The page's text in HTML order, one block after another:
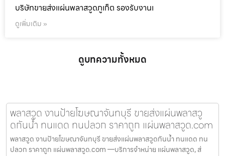
บริษัทขายส่งแผ่นพลาสวูดภูเก็ต รองรับงานเ
ดูเพิ่มเติม »
ดูบทความทั้งหมด
พลาสวูด งานป้ายโฆษณาจันทบุรี ขายส่งแผ่นพลาสวู
ดกันน้ำ ทนแดด ทนปลวก ราคาถูก แผ่นพลาสวูด.com
พลาสวูด งานป้ายโฆษณาจันทบุรี ขายส่งแผ่นพลาสวูดกันน้ำ ทนแดด ทน
ปลวก ราคาถูก แผ่นพลาสวูด.com —บริการจำหน่าย แผ่นพลาสวูด, ส่